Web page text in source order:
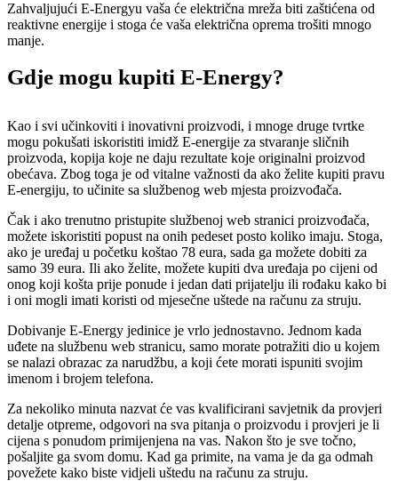
Zahvaljujući E-Energyu vaša će električna mreža biti zaštićena od
reaktivne energije i stoga će vaša električna oprema trošiti mnogo
manje.
Gdje mogu kupiti E-Energy?
Kao i svi učinkoviti i inovativni proizvodi, i mnoge druge tvrtke
mogu pokušati iskoristiti imidž E-energije za stvaranje sličnih
proizvoda, kopija koje ne daju rezultate koje originalni proizvod
obećava. Zbog toga je od vitalne važnosti da ako želite kupiti pravu
E-energiju, to učinite sa službenog web mjesta proizvođača.
Čak i ako trenutno pristupite službenoj web stranici proizvođača,
možete iskoristiti popust na onih pedeset posto koliko imaju. Stoga,
ako je uređaj u početku koštao 78 eura, sada ga možete dobiti za
samo 39 eura. Ili ako želite, možete kupiti dva uređaja po cijeni od
onog koji košta prije ponude i jedan dati prijatelju ili rođaku kako bi
i oni mogli imati koristi od mjesečne uštede na računu za struju.
Dobivanje E-Energy jedinice je vrlo jednostavno. Jednom kada
uđete na službenu web stranicu, samo morate potražiti dio u kojem
se nalazi obrazac za narudžbu, a koji ćete morati ispuniti svojim
imenom i brojem telefona.
Za nekoliko minuta nazvat će vas kvalificirani savjetnik da provjeri
detalje otpreme, odgovori na sva pitanja o proizvodu i provjeri je li
cijena s ponudom primijenjena na vas. Nakon što je sve točno,
pošaljite ga svom domu. Kad ga primite, na vama je da ga odmah
povežete kako biste vidjeli uštedu na računu za struju.